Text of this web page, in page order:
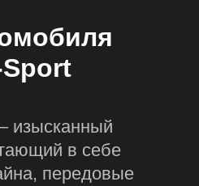
изысканный
в себе
передовые